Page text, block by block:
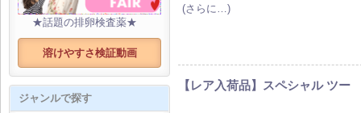
★話題の排卵検査薬★
溶けやすさ検証動画
ジャンルで探す
(さらに…)
【レア入荷品】スペシャル ツー